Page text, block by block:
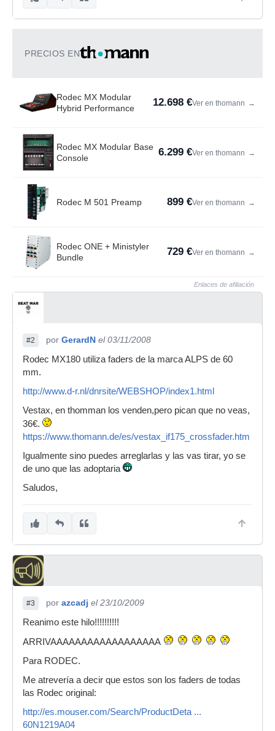
PRECIOS EN
Rodec MX Modular
Hybrid Performance
12.698 €Ver en thomann →
Rodec MX Modular Base
Console
6.299 €Ver en thomann →
Rodec M 501 Preamp 899 €Ver en thomann →
Rodec ONE + Ministyler
Bundle
729 €Ver en thomann →
Enlaces de afiliación
#2 por GerardN el 03/11/2008
Rodec MX180 utiliza faders de la marca ALPS de 60
mm.
http://www.d-r.nl/dnrsite/WEBSHOP/index1.html
Vestax, en thomman los venden,pero pican que no veas,
36€.
https://www.thomann.de/es/vestax_if175_crossfader.htm
Igualmente sino puedes arreglarlas y las vas tirar, yo se
de uno que las adoptaria
Saludos,
#3 por azcadj el 23/10/2009
Reanimo este hilo!!!!!!!!!!
ARRIVAAAAAAAAAAAAAAAAAA
Para RODEC.
Me atrevería a decir que estos son los faders de todas
las Rodec original:
http://es.mouser.com/Search/ProductDeta ...
60N1219A04